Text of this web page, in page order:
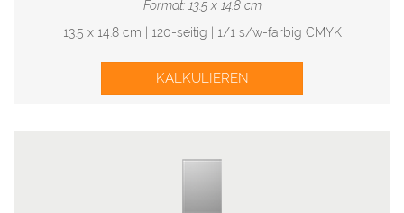
Format: 13.5 x 14.8 cm
13.5 x 14.8 cm | 120-seitig | 1/1 s/w-farbig CMYK
KALKULIEREN